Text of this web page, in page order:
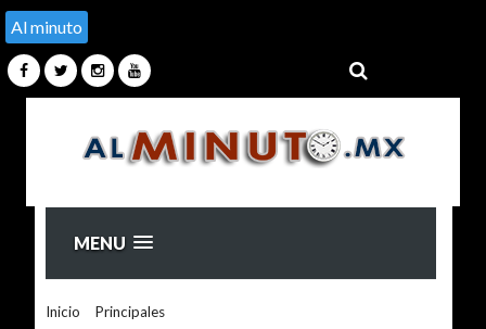
Al minuto
MENU
Inicio Principales>